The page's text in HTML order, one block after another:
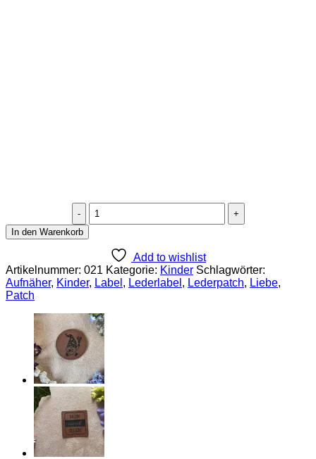
Kunstlederlabel
"Stritzi"
In den Warenkorb
Add to wishlist
Artikelnummer: 021 Kategorie: Kinder Schlagwörter:
Aufnäher, Kinder, Label , Lederlabel , Lederpatch, Liebe,
Patch